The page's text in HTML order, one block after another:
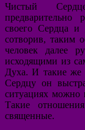
Чистый
предварительно
своего Сердца
сотворив, таким
человек далее
исходящими из
Духа. И такие же
Сердцу он
ситуациях можно
Такие
священные.